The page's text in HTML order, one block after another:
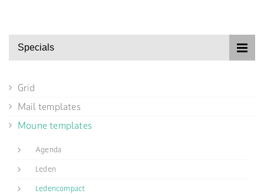
Specials
Grid
Mail templates
Moune templates
Agenda
Leden
Ledencompact